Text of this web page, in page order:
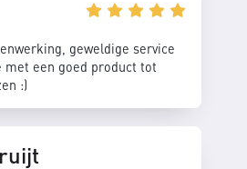
geweldige service
met een goed product tot
:)